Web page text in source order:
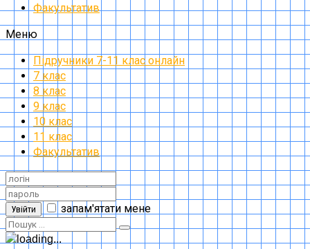
Факультатив
Меню
Підручники 7-11 клас онлайн
7 клас
8 клас
9 клас
10 клас
11 клас
Факультатив
Увійти запам'ятати мене